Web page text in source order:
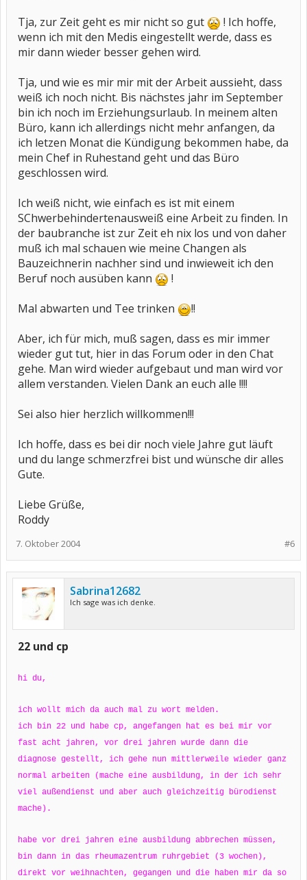
Tja, zur Zeit geht es mir nicht so gut
! Ich hoffe,
wenn ich mit den Medis eingestellt werde, dass es
mir dann wieder besser gehen wird.
Tja, und wie es mir mir mit der Arbeit aussieht, dass
weiß ich noch nicht. Bis nächstes jahr im September
bin ich noch im Erziehungsurlaub. In meinem alten
Büro, kann ich allerdings nicht mehr anfangen, da
ich letzen Monat die Kündigung bekommen habe, da
mein Chef in Ruhestand geht und das Büro
geschlossen wird.
Ich weiß nicht, wie einfach es ist mit einem
SChwerbehindertenausweiß eine Arbeit zu finden. In
der baubranche ist zur Zeit eh nix los und von daher
muß ich mal schauen wie meine Changen als
Bauzeichnerin nachher sind und inwieweit ich den
Beruf noch ausüben kann
!
Mal abwarten und Tee trinken
!!
Aber, ich für mich, muß sagen, dass es mir immer
wieder gut tut, hier in das Forum oder in den Chat
gehe. Man wird wieder aufgebaut und man wird vor
allem verstanden. Vielen Dank an euch alle !!!!
Sei also hier herzlich willkommen!!!
Ich hoffe, dass es bei dir noch viele Jahre gut läuft
und du lange schmerzfrei bist und wünsche dir alles
Gute.
Liebe Grüße,
Roddy
#6
7. Oktober 2004
Sabrina12682
Ich sage was ich denke.
22 und cp
hi du,
ich wollt mich da auch mal zu wort melden.
ich bin 22 und habe cp, angefangen hat es bei mir vor
fast acht jahren, vor drei jahren wurde dann die
diagnose gestellt, ich gehe nun mittlerweile wieder ganz
normal arbeiten (mache eine ausbildung, in der ich sehr
viel außendienst und aber auch gleichzeitig bürodienst
mache).
habe vor drei jahren eine ausbildung abbrechen müssen,
bin dann in das rheumazentrum ruhrgebiet (3 wochen),
direkt vor weihnachten, gegangen und die haben mir da so